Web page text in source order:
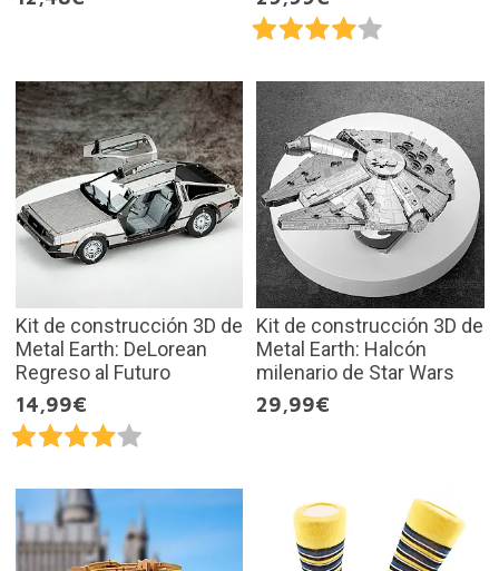
Kit de construcción 3D de
Metal Earth: DeLorean
Regreso al Futuro
14,99€
Kit de construcción 3D de
Metal Earth: Halcón
milenario de Star Wars
29,99€